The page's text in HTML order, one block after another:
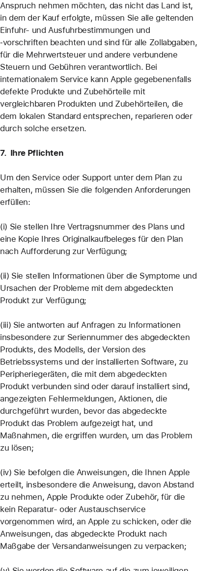
Anspruch nehmen möchten, das nicht das Land ist,
in dem der Kauf erfolgte, müssen Sie alle geltenden
Einfuhr- und Ausfuhrbestimmungen und
‐vorschriften beachten und sind für alle Zollabgaben,
für die Mehrwertsteuer und andere verbundene
Steuern und Gebühren verantwortlich. Bei
internationalem Service kann Apple gegebenenfalls
defekte Produkte und Zubehörteile mit
vergleichbaren Produkten und Zubehörteilen, die
dem lokalen Standard entsprechen, reparieren oder
durch solche ersetzen.
7. Ihre Pflichten
Um den Service oder Support unter dem Plan zu
erhalten, müssen Sie die folgenden Anforderungen
erfüllen:
(i) Sie stellen Ihre Vertragsnummer des Plans und
eine Kopie Ihres Originalkaufbeleges für den Plan
nach Aufforderung zur Verfügung;
(ii) Sie stellen Informationen über die Symptome und
Ursachen der Probleme mit dem abgedeckten
Produkt zur Verfügung;
(iii) Sie antworten auf Anfragen zu Informationen
insbesondere zur Seriennummer des abgedeckten
Produkts, des Modells, der Version des
Betriebssystems und der installierten Software, zu
Peripheriegeräten, die mit dem abgedeckten
Produkt verbunden sind oder darauf installiert sind,
angezeigten Fehlermeldungen, Aktionen, die
durchgeführt wurden, bevor das abgedeckte
Produkt das Problem aufgezeigt hat, und
Maßnahmen, die ergriffen wurden, um das Problem
zu lösen;
(iv) Sie befolgen die Anweisungen, die Ihnen Apple
erteilt, insbesondere die Anweisung, davon Abstand
zu nehmen, Apple Produkte oder Zubehör, für die
kein Reparatur- oder Austauschservice
vorgenommen wird, an Apple zu schicken, oder die
Anweisungen, das abgedeckte Produkt nach
Maßgabe der Versandanweisungen zu verpacken;